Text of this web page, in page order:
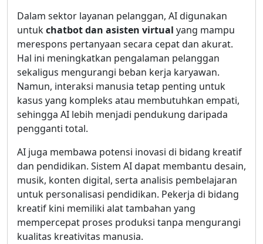
Dalam sektor layanan pelanggan, AI digunakan
untukchatbot dan asisten virtual yang mampu
merespons pertanyaan secara cepat dan akurat.
Hal ini meningkatkan pengalaman pelanggan
sekaligus mengurangi beban kerja karyawan.
Namun, interaksi manusia tetap penting untuk
kasus yang kompleks atau membutuhkan empati,
sehingga AI lebih menjadi pendukung daripada
pengganti total.
AI juga membawa potensi inovasi di bidang kreatif
dan pendidikan. Sistem AI dapat membantu desain,
musik, konten digital, serta analisis pembelajaran
untuk personalisasi pendidikan. Pekerja di bidang
kreatif kini memiliki alat tambahan yang
mempercepat proses produksi tanpa mengurangi
kualitas kreativitas manusia.